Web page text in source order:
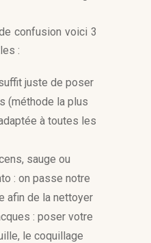
confusion voici 3
:
juste de poser
(méthode la plus
à toutes les
sauge ou
: on passe notre
afin de la nettoyer
: poser votre
le coquillage